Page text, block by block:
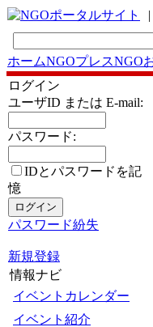
|
ホームNGOプレスNGO
ログイン
ユーザID または E-mail:
パスワード:
IDとパスワードを記
憶
パスワード紛失
新規登録
情報ナビ
イベントカレンダー
イベント紹介